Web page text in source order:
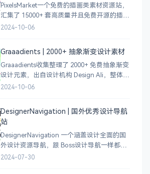
PixelsMarket一个免费的插画类素材资源站，
汇集了 15000+ 套高质量并且免费开源的插图
插画和图标资源。
2024-10-06
Graaadients | 2000+ 抽象渐变设计素材
Graaadients收集整理了 2000+ 免费抽象渐变
设计元素，出自设计机构 Design Ali，整体渐
变色比较鲜艳，更像是 AI 生成的元素，需要
2024-10-06
DesignerNavigation | 国外优秀设计导航
站
DesignerNavigation 一个涵盖设计全面的国
外设计资源导航，跟 Boss设计导航一样都是
分门别类的划分设计灵感、资讯、UI 资源、
2024-07-30